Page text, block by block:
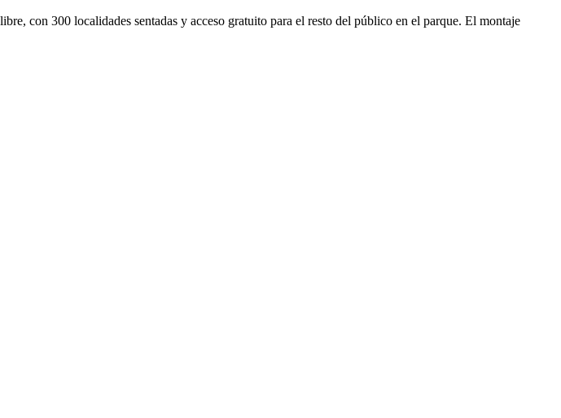
con 300 localidades sentadas y acceso gratuito para el resto del público en el parque. El montaje